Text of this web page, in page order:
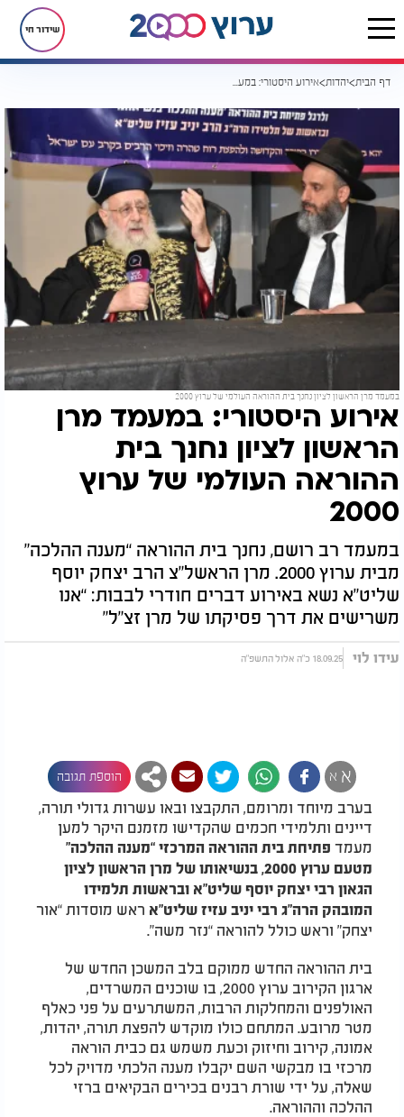
שידור חי
דף הבית יהדות אירוע היסטורי: במעמד מרן הראשון לציון נחנך בית ההוראה העולמי של ערוץ 2000
במעמד מרן הראשון לציון נחנך בית ההוראה העולמי של ערוץ 2000
אירוע היסטורי: במעמד מרן
הראשון לציון נחנך בית
ההוראה העולמי של ערוץ
2000
במעמד רב רושם, נחנך בית ההוראה “מענה ההלכה”
מבית ערוץ 2000. מרן הראשל”צ הרב יצחק יוסף
שליט”א נשא באירוע דברים חודרי לבבות: “אנו
משרישים את דרך פסיקתו של מרן זצ"ל"
עידו לוי 18.09.25 כ"ה אלול התשפ"ה
א א הוספת תגובה
בערב מיוחד ומרומם, התקבצו ובאו עשרות גדולי תורה,
דיינים ותלמידי חכמים שהקדישו מזמנם היקר למען
מעמד פתיחת בית ההוראה המרכזי “מענה ההלכה”
מטעם ערוץ 2000, בנשיאותו של מרן הראשון לציון
הגאון רבי יצחק יוסף שליט”א ובראשות תלמידו
המובהק הרה”ג רבי יניב עזיז שליט”א ראש מוסדות “אור
יצחק” וראש כולל להוראה “נזר משה”.
בית ההוראה החדש ממוקם בלב המשכן החדש של
ארגון הקירוב ערוץ 2000, בו שוכנים המשרדים,
האולפנים והמחלקות הרבות, המשתרעים על פני כאלף
מטר מרובע. המתחם כולו מוקדש להפצת תורה, יהדות,
אמונה, קירוב וחיזוק וכעת משמש גם כבית הוראה
מרכזי בו מבקשי השם יקבלו מענה הלכתי מדויק לכל
שאלה, על ידי שורת רבנים בכירים הבקיאים ברזי
ההלכה וההוראה.